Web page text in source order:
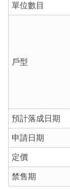
單位數目
戶型
預計落成日期
申請日期
定價
禁售期